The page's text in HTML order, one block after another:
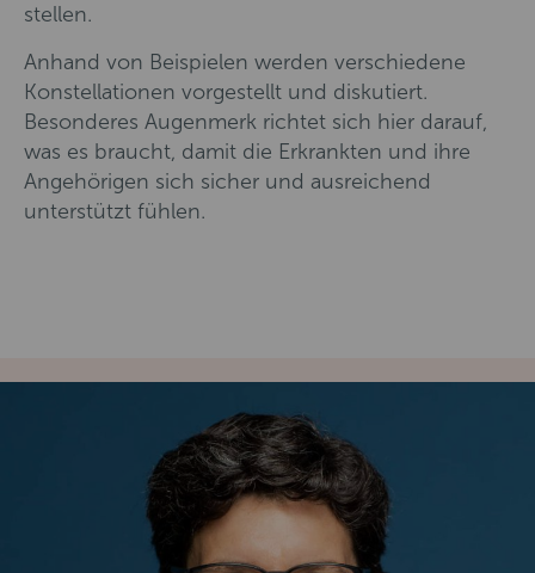
stellen.
Anhand von Beispielen werden verschiedene
Konstellationen vorgestellt und diskutiert.
Besonderes Augenmerk richtet sich hier darauf,
was es braucht, damit die Erkrankten und ihre
Angehörigen sich sicher und ausreichend
unterstützt fühlen.